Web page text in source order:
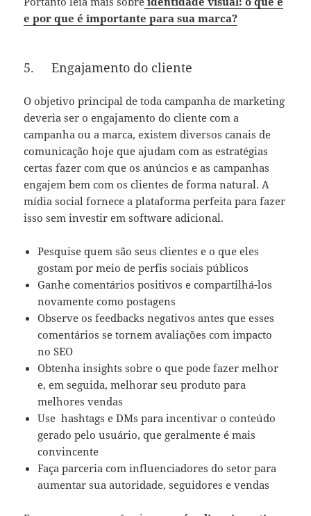
e por que é importante para sua marca?
5. Engajamento do cliente
O objetivo principal de toda campanha de marketing
deveria ser o engajamento do cliente com a
campanha ou a marca, existem diversos canais de
comunicação hoje que ajudam com as estratégias
certas fazer com que os anúncios e as campanhas
engajem bem com os clientes de forma natural. A
mídia social fornece a plataforma perfeita para fazer
isso sem investir em software adicional.
Pesquise quem são seus clientes e o que eles
gostam por meio de perfis sociais públicos
Ganhe comentários positivos e compartilhá-los
novamente como postagens
Observe os feedbacks negativos antes que esses
comentários se tornem avaliações com impacto
no SEO
Obtenha insights sobre o que pode fazer melhor
e, em seguida, melhorar seu produto para
melhores vendas
Use hashtags e DMs para incentivar o conteúdo
gerado pelo usuário, que geralmente é mais
convincente
Faça parceria com influenciadores do setor para
aumentar sua autoridade, seguidores e vendas